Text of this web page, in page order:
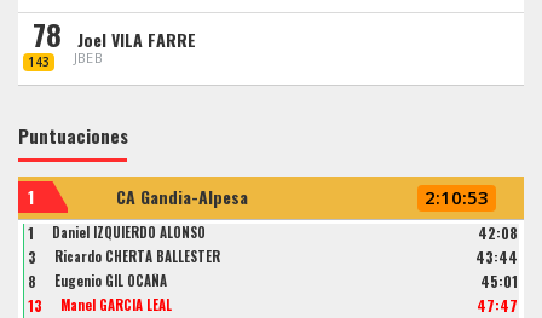
78
143
Joel VILA FARRE
JBEB
Puntuaciones
1 CA Gandia-Alpesa 2:10:53
1 Daniel IZQUIERDO ALONSO
42:08
3
Ricardo CHERTA BALLESTER
43:44
8
Eugenio GIL OCAÑA
45:01
13
Manel GARCIA LEAL
47:47